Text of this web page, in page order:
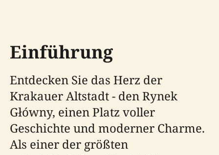
Einführung
Entdecken Sie das Herz der
Krakauer Altstadt - den Rynek
Główny, einen Platz voller
Geschichte und moderner Charme.
Als einer der größten